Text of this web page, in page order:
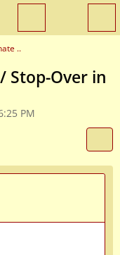
..
Stop-Over in
PM